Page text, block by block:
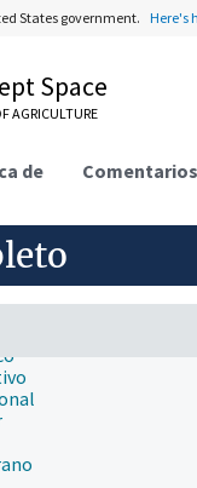
States government. Here's
Space
AGRICULTURE
de Comentarios
oxígeno